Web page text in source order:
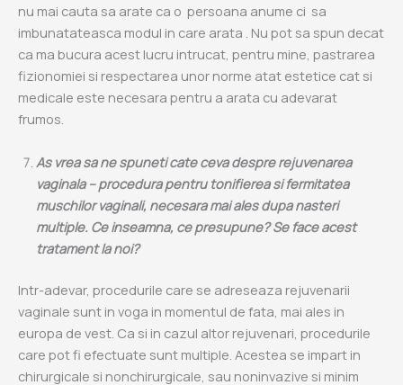
nu mai cauta sa arate ca o persoana anume ci sa
imbunatateasca modul in care arata . Nu pot sa spun decat
ca ma bucura acest lucru intrucat, pentru mine, pastrarea
fizionomiei si respectarea unor norme atat estetice cat si
medicale este necesara pentru a arata cu adevarat
frumos.
As vrea sa ne spuneti cate ceva despre rejuvenarea
vaginala – procedura pentru tonifierea si fermitatea
muschilor vaginali, necesara mai ales dupa nasteri
multiple. Ce inseamna, ce presupune? Se face acest
tratament la noi?
Intr-adevar, procedurile care se adreseaza rejuvenarii
vaginale sunt in voga in momentul de fata, mai ales in
europa de vest. Ca si in cazul altor rejuvenari, procedurile
care pot fi efectuate sunt multiple. Acestea se impart in
chirurgicale si nonchirurgicale, sau noninvazive si minim